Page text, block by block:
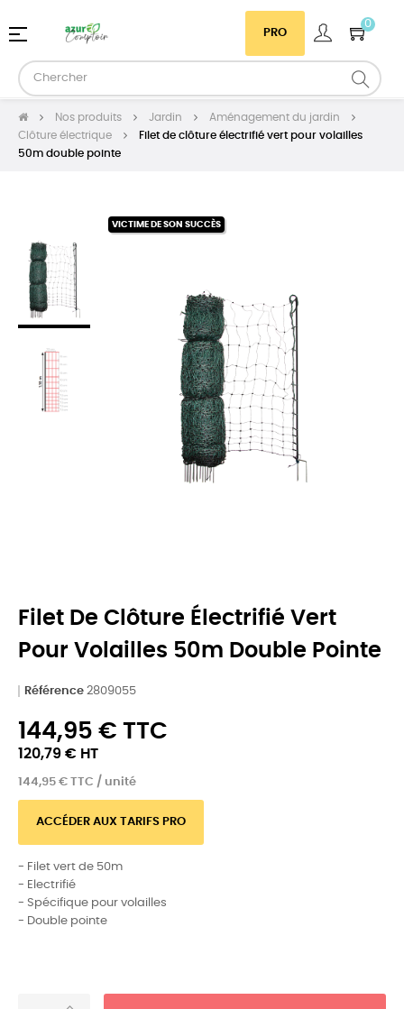
PRO
0
Basculer
navigation
☰
Nos produits Jardin
Aménagement du jardin
Clôture électrique
Filet de clôture électrifié vert pour volailles
50m double pointe
VICTIME DE SON SUCCÈS
Filet De Clôture Électrifié Vert
Pour Volailles 50m Double Pointe
Référence 2809055
144,95 € TTC
120,79 € HT
144,95 € TTC / unité
ACCÉDER AUX TARIFS PRO
- Filet vert de 50m
- Electrifié
- Spécifique pour volailles
- Double pointe